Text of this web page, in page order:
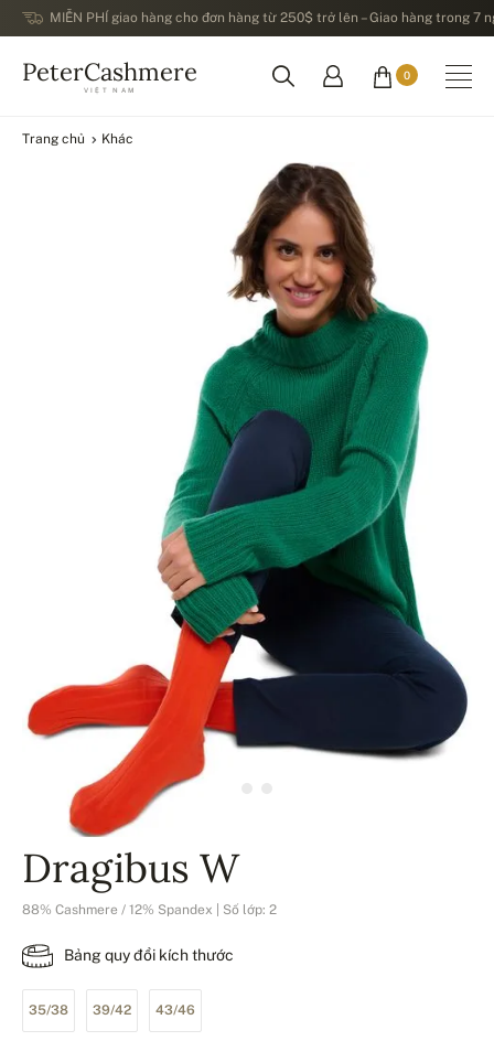
MIỄN PHÍ giao hàng cho đơn hàng từ 250$ trở lên – Giao hàng trong 7
PeterCashmere
VIỆT NAM
0
Trang chủ Khác
Dragibus W
88% Cashmere / 12% Spandex | Số lớp: 2
Bảng quy đổi kích thước
35/38 39/42 43/46